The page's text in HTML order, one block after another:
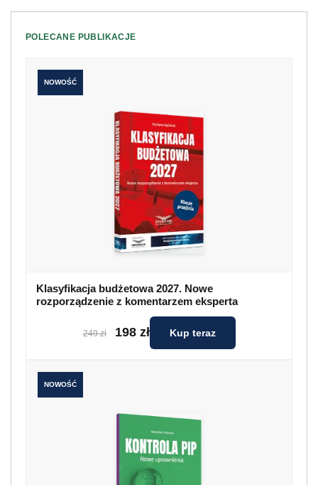
POLECANE PUBLIKACJE
NOWOŚĆ
Klasyfikacja budżetowa 2027. Nowe
rozporządzenie z komentarzem eksperta
249 zł 198 zł Kup teraz
NOWOŚĆ